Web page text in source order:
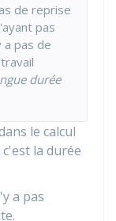
de reprise
pas
a pas de
durée
le calcul
la durée
a pas